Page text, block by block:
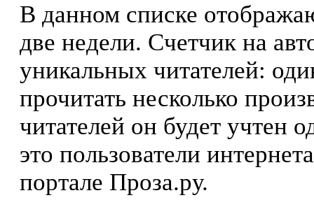
В данном списке
две недели. Счетчик на
уникальных читателей:
прочитать несколько
читателей он будет учтен
это пользователи
портале Проза.ру.